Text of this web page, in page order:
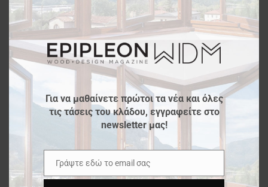
Για να μαθαίνετε πρώτοι τα νέα και όλες
τις τάσεις του κλάδου, εγγραφείτε στο
newsletter μας!
Email
Γράψτε εδώ το email σας